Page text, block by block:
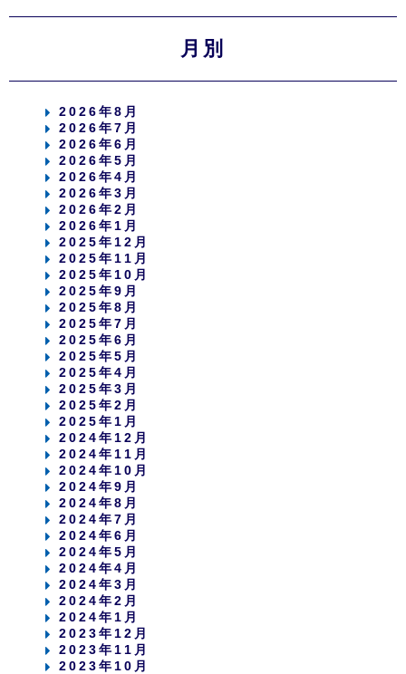
月別
2026年8月
2026年7月
2026年6月
2026年5月
2026年4月
2026年3月
2026年2月
2026年1月
2025年12月
2025年11月
2025年10月
2025年9月
2025年8月
2025年7月
2025年6月
2025年5月
2025年4月
2025年3月
2025年2月
2025年1月
2024年12月
2024年11月
2024年10月
2024年9月
2024年8月
2024年7月
2024年6月
2024年5月
2024年4月
2024年3月
2024年2月
2024年1月
2023年12月
2023年11月
2023年10月